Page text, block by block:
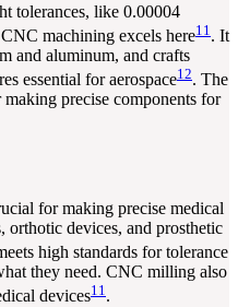
tolerances, like 0.00004
machining excels here11 . It
and aluminum, and crafts
essential for aerospace12. The
precise components for
for making precise medical
devices, and prosthetic
high standards for tolerance
they need. CNC milling also
devices11.